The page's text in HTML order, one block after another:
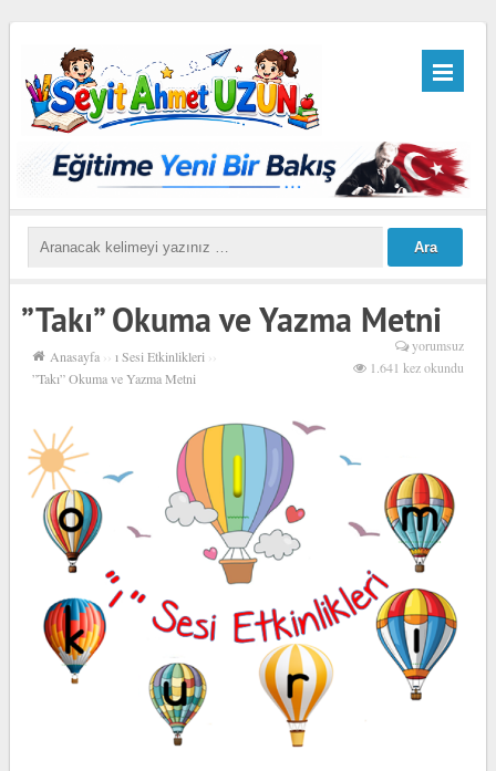
”Takı” Okuma ve Yazma Metni
Anasayfa ›› ı Sesi Etkinlikleri ››
”Takı” Okuma ve Yazma Metni
yorumsuz
1.641 kez okundu